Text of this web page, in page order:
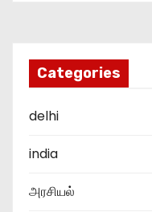
Categories
delhi
india
அரசியல்